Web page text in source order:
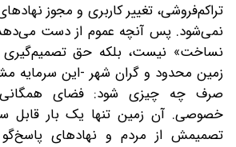
تراکم‌فروشی، تغییر کاربری و مجوز
نمی‌شود. پس آنچه عموم از دست
نساخت» نیست، بلکه حق تصمیم‌گیری
زمین محدود و گران شهر -این سرمایه
صرف چه چیزی شود: فضای همگانی‌
خصوصی. آن زمین تنها یک‌ بار
تصمیمش از مردم و نهادهای